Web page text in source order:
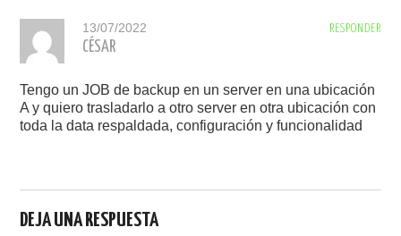
RESPONDER
13/07/2022
CÉSAR
Tengo un JOB de backup en un server en una ubicación
A y quiero trasladarlo a otro server en otra ubicación con
toda la data respaldada, configuración y funcionalidad
DEJA UNA RESPUESTA